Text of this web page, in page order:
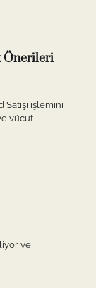
Önerileri
işlemini
vücut
ve